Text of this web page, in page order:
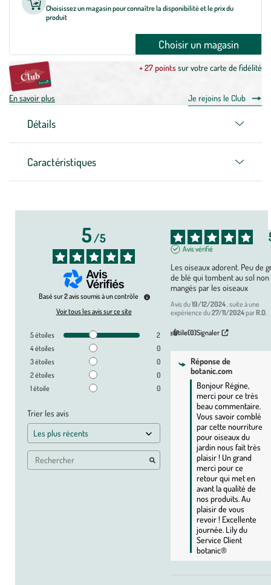
Choisissez un magasin pour connaître la disponibilité et le prix du
produit
Choisir un magasin
+ 27 pointssur votre carte de fidélité
En savoir plus Je rejoins le Club
Détails
Caractéristiques
5/5
Basé sur2avis soumis à un contrôle
Voir tous les avis sur ce site
5étoiles
2
4étoiles
0
3étoiles
0
2étoiles
0
1étoile 0
Trier les avis
Avis vérifié
Les oiseaux adorent. Peu de
de blé qui tombent au sol non
mangés par les oiseaux
Avis du19/12/2024, suite à une
expérience du27/11/2024parR.D.
Utile(0)Signaler
Réponse de
botanic.com
Bonjour Régine,
merci pour ce très
beau commentaire.
Vous savoir comblé
par cette nourriture
pour oiseaux du
jardin nous fait très
plaisir ! Un grand
merci pour ce
retour qui met en
avant la qualité de
nos produits. Au
plaisir de vous
revoir ! Excellente
journée. Lily du
Service Client
botanic®